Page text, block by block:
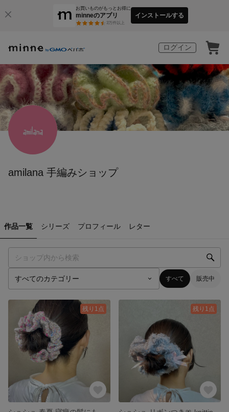
お買いものがもっとお得に
minneのアプリ
3万件以上
インストールする
ログイン
amilana 手編みショップ
作品一覧 シリーズ プロフィール レター
すべて 販売中
残り1点 残り1点